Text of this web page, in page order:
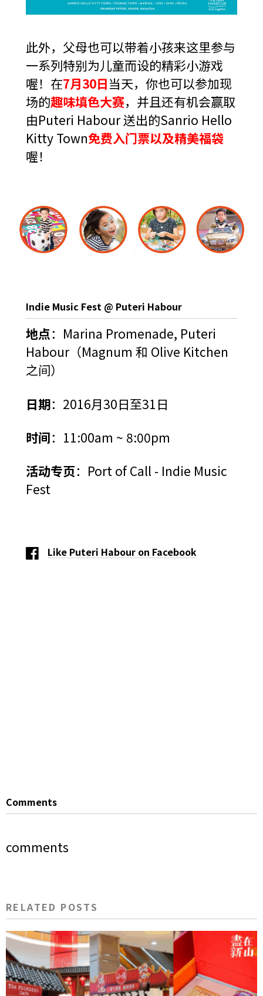
此外，父母也可以带着小孩来这里参与
一系列特别为儿童而设的精彩小游戏
喔！在7月30日当天，你也可以参加现
场的趣味填色大赛，并且还有机会赢取
由Puteri Habour 送出的Sanrio Hello
Kitty Town免费入门票以及精美福袋
喔！
Indie Music Fest @ Puteri Habour
地点：Marina Promenade, Puteri
Habour（Magnum 和 Olive Kitchen
之间）
日期：2016月30日至31日
时间：11:00am ~ 8:00pm
活动专页： Port of Call - Indie Music
Fest
Like Puteri Habour on Facebook
Comments
comments
RELATED POSTS